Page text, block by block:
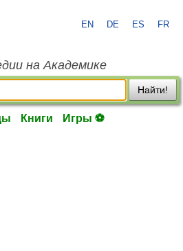
EN DE ES FR
на Академике
Найти!
Книги Игры ⚽